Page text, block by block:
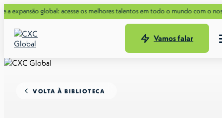
global: acesse os melhores talentos em todo o mundo com o nosso
Vamos falar
VOLTA À BIBLIOTECA